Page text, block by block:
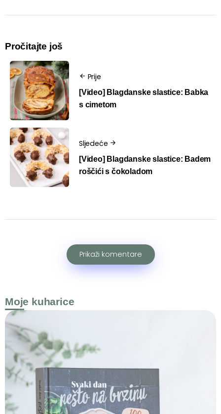
Pročitajte još
Prije
[Video] Blagdanske slastice: Babka
s cimetom
Sljedeće
[Video] Blagdanske slastice: Badem
roščići s čokoladom
Prikaži komentare
Moje kuharice